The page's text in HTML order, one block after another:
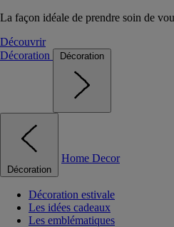
La façon idéale de prendre soin de
Découvrir
Décoration
Décoration
Décoration
Home Decor
Décoration estivale
Les idées cadeaux
Les emblématiques